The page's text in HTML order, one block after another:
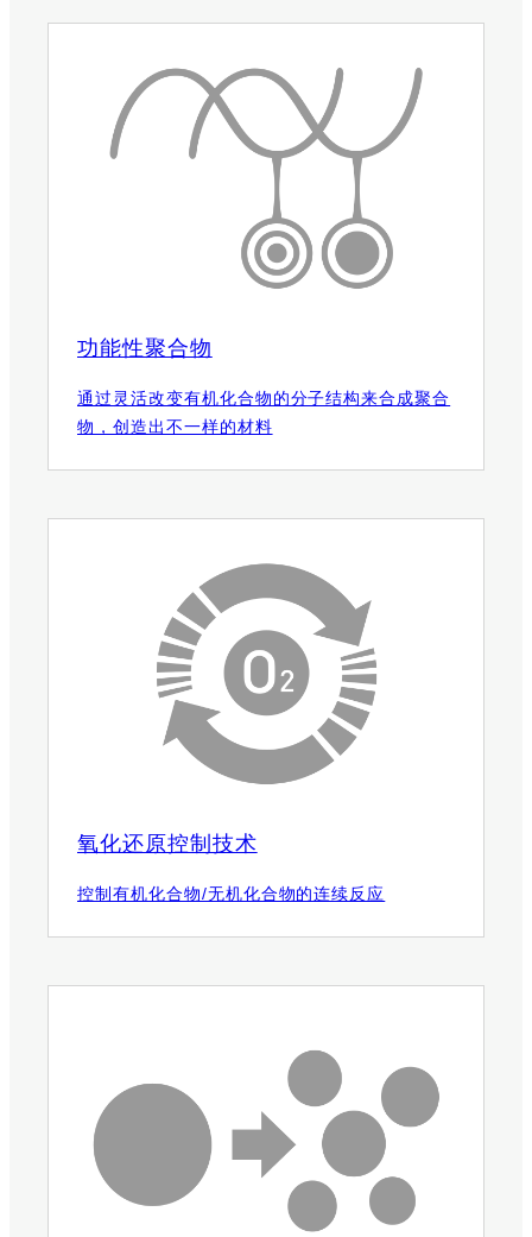
功能性聚合物
通过灵活改变有机化合物的分子结构来合成聚合
物，创造出不一样的材料
氧化还原控制技术
控制有机化合物/无机化合物的连续反应